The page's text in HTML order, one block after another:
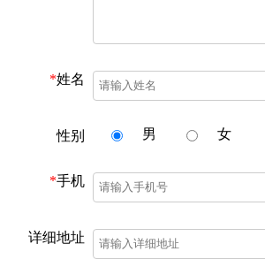
*姓名
性别 男 女
*手机
详细地址